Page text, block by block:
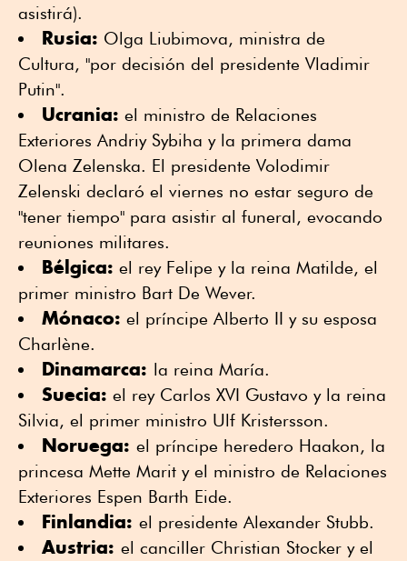
asistirá).
Rusia: Olga Liubimova, ministra de
Cultura, "por decisión del presidente Vladimir
Putin".
Ucrania: el ministro de Relaciones
Exteriores Andriy Sybiha y la primera dama
Olena Zelenska. El presidente Volodimir
Zelenski declaró el viernes no estar seguro de
"tener tiempo" para asistir al funeral, evocando
reuniones militares.
Bélgica: el rey Felipe y la reina Matilde, el
primer ministro Bart De Wever.
Mónaco: el príncipe Alberto II y su esposa
Charlène.
Dinamarca: la reina María.
Suecia: el rey Carlos XVI Gustavo y la reina
Silvia, el primer ministro Ulf Kristersson.
Noruega: el príncipe heredero Haakon, la
princesa Mette Marit y el ministro de Relaciones
Exteriores Espen Barth Eide.
Finlandia: el presidente Alexander Stubb.
Austria: el canciller Christian Stocker y el